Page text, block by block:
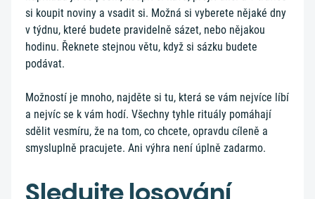
si koupit noviny a vsadit si. Možná si vyberete nějaké dny
v týdnu, které budete pravidelně sázet, nebo nějakou
hodinu. Řeknete stejnou větu, když si sázku budete
podávat.
Možností je mnoho, najděte si tu, která se vám nejvíce líbí
a nejvíc se k vám hodí. Všechny tyhle rituály pomáhají
sdělit vesmíru, že na tom, co chcete, opravdu cíleně a
smysluplně pracujete. Ani výhra není úplně zadarmo.
Sledujte losování